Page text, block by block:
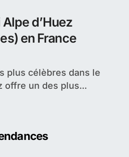
d’Huez
en France
offre un des plus...